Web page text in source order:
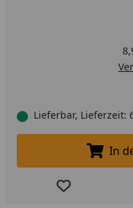
Lieferbar, Lieferzeit:
In
Produkt zur